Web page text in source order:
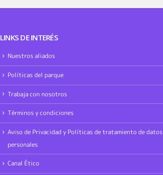
LINKS DE INTERÉS
Nuestros aliados
Políticas del parque
Trabaja con nosotros
Términos y condiciones
Aviso de Privacidad y Políticas de tratamiento de datos
personales
Canal Ético